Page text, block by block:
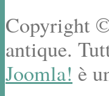
Copyright
antique.
Joomla! è